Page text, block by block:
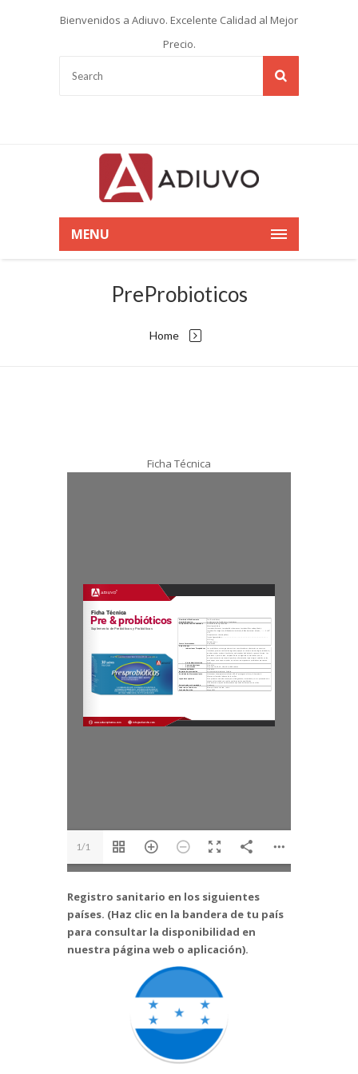
Bienvenidos a Adiuvo. Excelente Calidad al Mejor
Precio.
MENU
PreProbioticos
Home
Ficha Técnica
1/1
Registro sanitario en los siguientes
países. (Haz clic en la bandera de tu país
para consultar la disponibilidad en
nuestra página web o aplicación).